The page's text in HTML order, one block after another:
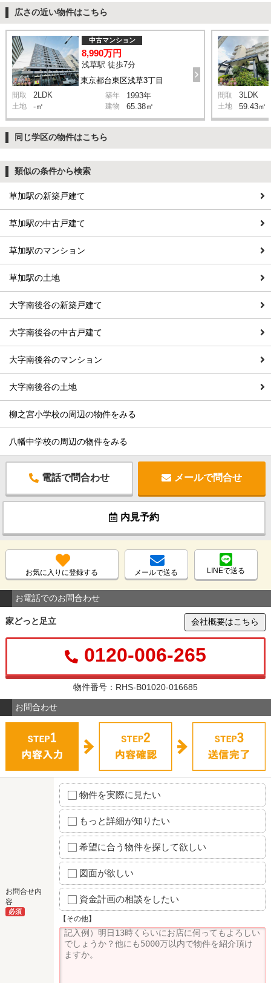
広さの近い物件はこちら
東京都台東区浅草3丁目
中古マンション
8,990万円
浅草駅 徒歩7分
間取 2LDK 築年 1993年
土地 -㎡ 建物 65.38㎡
間取 3LDK
土地 59.43㎡
同じ学区の物件はこちら
類似の条件から検索
草加駅の新築戸建て
草加駅の中古戸建て
草加駅のマンション
草加駅の土地
大字南後谷の新築戸建て
大字南後谷の中古戸建て
大字南後谷のマンション
大字南後谷の土地
柳之宮小学校の周辺の物件をみる
八幡中学校の周辺の物件をみる
電話で問合わせ メールで問合せ
内見予約
お気に入りに登録する メールで送る LINEで送る
お電話でのお問合わせ
家どっと足立 会社概要はこちら
0120-006-265
物件番号：RHS-B01020-016685
お問合わせ
お問合せ内
容
必須
物件を実際に見たい
もっと詳細が知りたい
希望に合う物件を探して欲しい
図面が欲しい
資金計画の相談をしたい
【その他】